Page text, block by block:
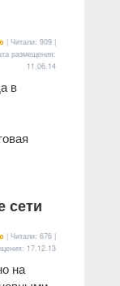
| Читали: 909 |
размещения:
11.06.14
в
сети
| Читали: 676 |
17.12.13
на